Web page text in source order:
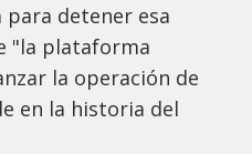
para detener esa
"la plataforma
la operación de
en la historia del